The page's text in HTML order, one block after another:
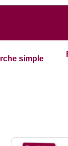
simple